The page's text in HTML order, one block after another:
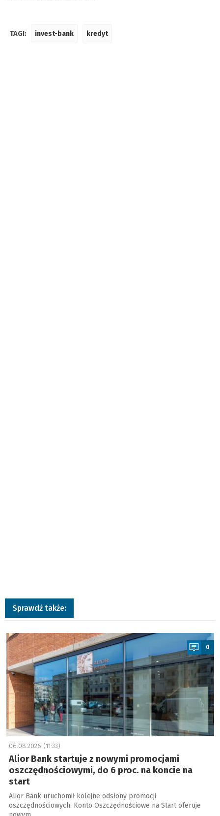
TAGI: invest-bank kredyt
Sprawdź także:
a
0
06.08.2026 (11:33)
Alior Bank startuje z nowymi promocjami
oszczędnościowymi, do 6 proc. na koncie na
start
Alior Bank uruchomił kolejne odsłony promocji
oszczędnościowych. Konto Oszczędnościowe na Start oferuje